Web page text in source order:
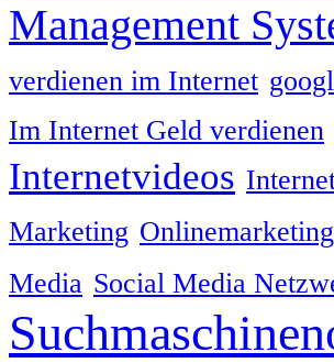
Management
verdienen im Internet
Im Internet Geld verdienen
Internetvideos
Marketing Onlinemarketing
Media Social Media